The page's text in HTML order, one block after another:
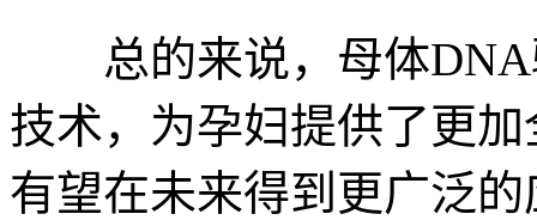
总的来说，母体DNA
技术，为孕妇提供了更
有望在未来得到更广泛